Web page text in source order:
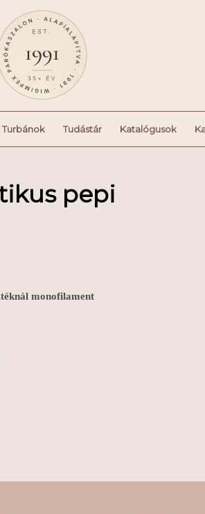
Turbánok Tudástár Katalógusok
pepi
monofilament